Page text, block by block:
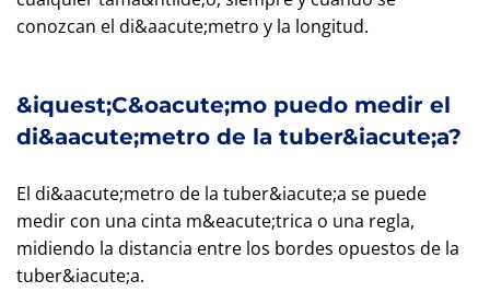
conozcan el di&aacute;metro y la longitud.
&iquest;C&oacute;mo puedo medir el
di&aacute;metro de la tuber&iacute;a?
El di&aacute;metro de la tuber&iacute;a se puede
medir con una cinta m&eacute;trica o una regla,
midiendo la distancia entre los bordes opuestos de la
tuber&iacute;a.